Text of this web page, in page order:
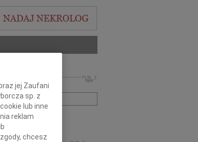
ogłoszenia:
zaawansowane
jej Zaufani
sp. z
lub inne
reklam
chcesz